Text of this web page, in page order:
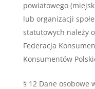
powiatowego
lub organizacji
statutowych należy
Federacja
Konsumentów
§ 12 Dane osobowe